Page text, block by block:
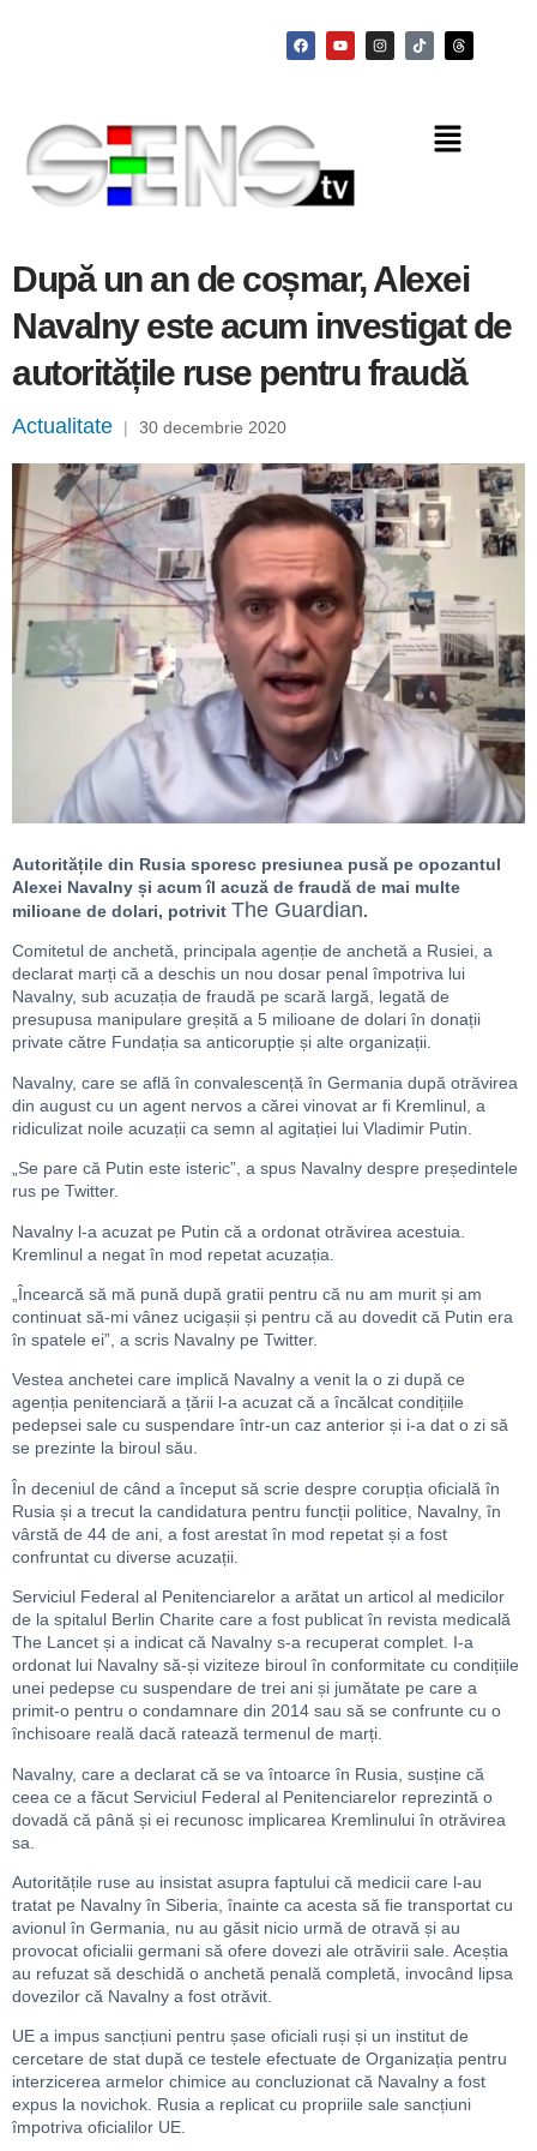
După un an de coșmar, Alexei
Navalny este acum investigat de
autoritățile ruse pentru fraudă
Actualitate | 30 decembrie 2020
Autoritățile din Rusia sporesc presiunea pusă pe opozantul
Alexei Navalny și acum îl acuză de fraudă de mai multe
milioane de dolari, potrivit The Guardian.
Comitetul de anchetă, principala agenție de anchetă a Rusiei, a
declarat marți că a deschis un nou dosar penal împotriva lui
Navalny, sub acuzația de fraudă pe scară largă, legată de
presupusa manipulare greșită a 5 milioane de dolari în donații
private către Fundația sa anticorupție și alte organizații.
Navalny, care se află în convalescență în Germania după otrăvirea
din august cu un agent nervos a cărei vinovat ar fi Kremlinul, a
ridiculizat noile acuzații ca semn al agitației lui Vladimir Putin.
„Se pare că Putin este isteric”, a spus Navalny despre președintele
rus pe Twitter.
Navalny l-a acuzat pe Putin că a ordonat otrăvirea acestuia.
Kremlinul a negat în mod repetat acuzația.
„Încearcă să mă pună după gratii pentru că nu am murit și am
continuat să-mi vânez ucigașii și pentru că au dovedit că Putin era
în spatele ei”, a scris Navalny pe Twitter.
Vestea anchetei care implică Navalny a venit la o zi după ce
agenția penitenciară a țării l-a acuzat că a încălcat condițiile
pedepsei sale cu suspendare într-un caz anterior și i-a dat o zi să
se prezinte la biroul său.
În deceniul de când a început să scrie despre corupția oficială în
Rusia și a trecut la candidatura pentru funcții politice, Navalny, în
vârstă de 44 de ani, a fost arestat în mod repetat și a fost
confruntat cu diverse acuzații.
Serviciul Federal al Penitenciarelor a arătat un articol al medicilor
de la spitalul Berlin Charite care a fost publicat în revista medicală
The Lancet și a indicat că Navalny s-a recuperat complet. I-a
ordonat lui Navalny să-și viziteze biroul în conformitate cu condițiile
unei pedepse cu suspendare de trei ani și jumătate pe care a
primit-o pentru o condamnare din 2014 sau să se confrunte cu o
închisoare reală dacă ratează termenul de marți.
Navalny, care a declarat că se va întoarce în Rusia, susține că
ceea ce a făcut Serviciul Federal al Penitenciarelor reprezintă o
dovadă că până și ei recunosc implicarea Kremlinului în otrăvirea
sa.
Autoritățile ruse au insistat asupra faptului că medicii care l-au
tratat pe Navalny în Siberia, înainte ca acesta să fie transportat cu
avionul în Germania, nu au găsit nicio urmă de otravă și au
provocat oficialii germani să ofere dovezi ale otrăvirii sale. Aceștia
au refuzat să deschidă o anchetă penală completă, invocând lipsa
dovezilor că Navalny a fost otrăvit.
UE a impus sancțiuni pentru șase oficiali ruși și un institut de
cercetare de stat după ce testele efectuate de Organizația pentru
interzicerea armelor chimice au concluzionat că Navalny a fost
expus la novichok. Rusia a replicat cu propriile sale sancțiuni
împotriva oficialilor UE.